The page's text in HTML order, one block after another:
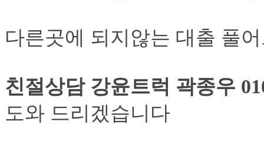
다른곳에 되지않는 대출 풀
친절상담 강윤트럭 곽종우
도와 드리겠습니다